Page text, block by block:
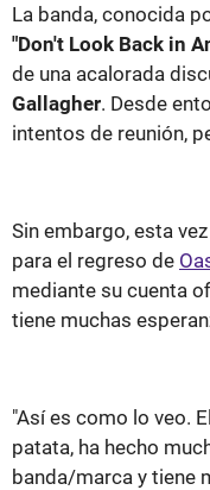
La banda, conocida
"Don't Look Back in
de una acalorada
Gallagher. Desde
intentos de reunión,
Sin embargo, esta
para el regreso de
mediante su cuenta
tiene muchas
"Así es como lo veo.
patata, ha hecho
banda/marca y tiene